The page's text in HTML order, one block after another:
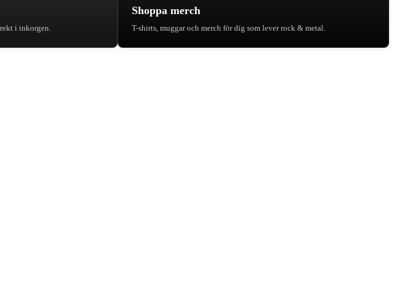
i inkorgen.
Shoppa merch
T-shirts, muggar och merch för dig som lever rock & metal.